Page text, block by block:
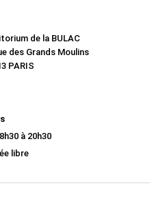
de la BULAC
des Grands Moulins
PARIS
à 20h30
libre